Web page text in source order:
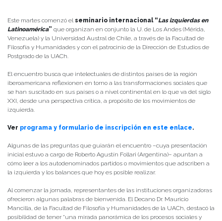
Este martes comenzó el seminario internacional “Las izquierdas en
Latinoamérica” que organizan en conjunto la U. de Los Andes (Mérida,
Venezuela) y la Universidad Austral de Chile, a través de la Facultad de
Filosofía y Humanidades y con el patrocinio de la Dirección de Estudios de
Postgrado de la UACh.
El encuentro busca que intelectuales de distintos países de la región
iberoamericana reflexionen en torno a las transformaciones sociales que
se han suscitado en sus países o a nivel continental en lo que va del siglo
XXI, desde una perspectiva crítica, a propósito de los movimientos de
izquierda.
Ver programa y formulario de inscripción en este enlace.
Algunas de las preguntas que guiarán el encuentro –cuya presentación
inicial estuvo a cargo de Roberto Agustín Follari (Argentina)– apuntan a
cómo leer a los autodenominados partidos o movimientos que adscriben a
la izquierda y los balances que hoy es posible realizar.
Al comenzar la jornada, representantes de las instituciones organizadoras
ofrecieron algunas palabras de bienvenida. El Decano Dr. Mauricio
Mancilla, de la Facultad de Filosofía y Humanidades de la UACh, destacó la
posibilidad de tener “una mirada panorámica de los procesos sociales y